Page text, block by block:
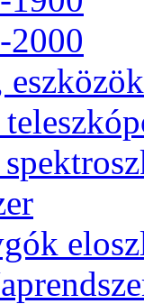
2000
esz­kö­zök